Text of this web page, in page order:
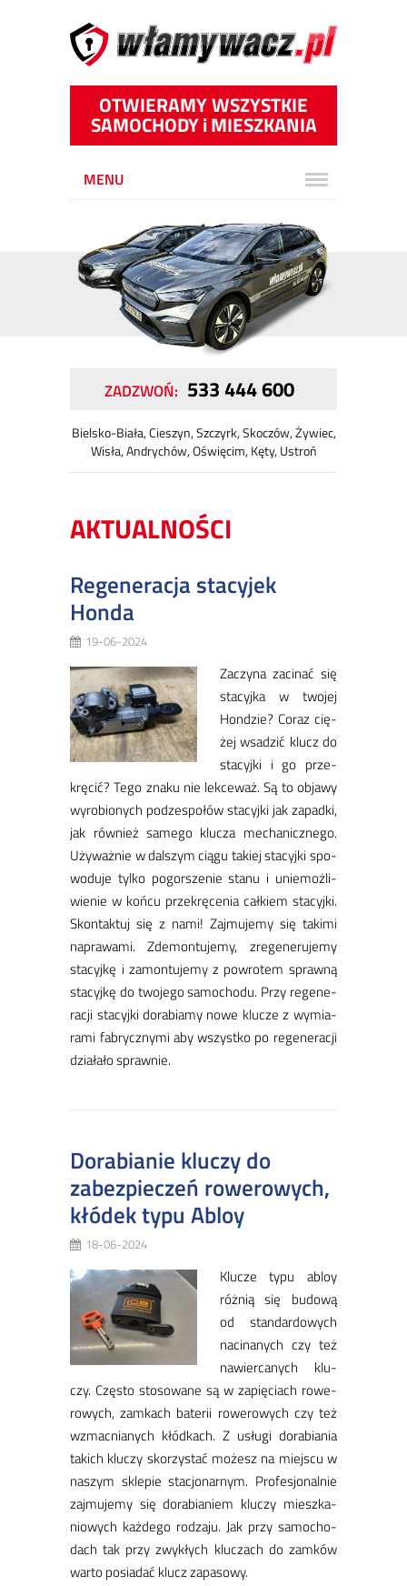
OTWIERAMY WSZYSTKIE
SAMOCHODYiMIESZKANIA
MENU
533 444 600
Bielsko-Biała, Cieszyn, Szczyrk, Skoczów, Żywiec,
Wisła, Andrychów, Oświęcim, Kęty, Ustroń
AKTUALNOŚCI
Regeneracja stacyjek
Honda
19-06-2024
Za­czy­na za­ci­nać się
sta­cyj­ka w two­jej
Hon­dzie? Co­raz cię­
żej wsa­dzić klucz do
sta­cyj­ki i go prze­
krę­cić? Te­go zna­ku nie lek­ce­waż. Są to ob­ja­wy
wy­ro­bio­nych pod­ze­spo­łów sta­cyj­ki jak za­pad­ki,
jak rów­nież sa­me­go klu­cza me­cha­nicz­ne­go.
Uży­waż­nie w dal­szym cią­gu ta­kiej sta­cyj­ki spo­
wo­du­je tyl­ko po­gor­sze­nie sta­nu i unie­moż­li­
wie­nie w koń­cu prze­krę­ce­nia cał­kiem sta­cyj­ki.
Skon­tak­tuj się z na­mi! Zaj­mu­je­my się ta­ki­mi
na­pra­wa­mi. Zde­mon­tu­je­my, zre­ge­ne­ru­je­my
sta­cyj­kę i za­mon­tu­je­my z po­wro­tem spraw­ną
sta­cyj­kę do two­je­go sa­mo­cho­du. Przy re­ge­ne­
ra­cji sta­cyj­ki do­ra­bia­my no­we klu­cze z wy­mia­
ra­mi fa­brycz­ny­mi aby wszyst­ko po re­ge­ne­ra­cji
dzia­ła­ło spraw­nie.
Dorabianie kluczy do
zabezpieczeń rowerowych,
kłódek typu Abloy
18-06-2024
Klu­cze ty­pu abloy
róż­nią się bu­do­wą
od stan­dar­do­wych
na­ci­na­nych czy też
na­wier­ca­nych klu­
czy. Czę­sto sto­so­wa­ne są w za­pię­ciach ro­we­
ro­wych, zam­kach ba­te­rii ro­we­ro­wych czy też
wzmac­nia­nych kłód­kach. Z usłu­gi do­ra­bia­nia
ta­kich klu­czy sko­rzy­stać mo­żesz na miej­scu w
na­szym skle­pie sta­cjo­nar­nym. Pro­fe­sjo­nal­nie
zaj­mu­je­my się do­ra­bia­niem klu­czy miesz­ka­
nio­wych każ­de­go ro­dza­ju. Jak przy sa­mo­cho­
dach tak przy zwy­kłych klu­czach do zam­ków
war­to po­sia­dać klucz za­pa­so­wy.